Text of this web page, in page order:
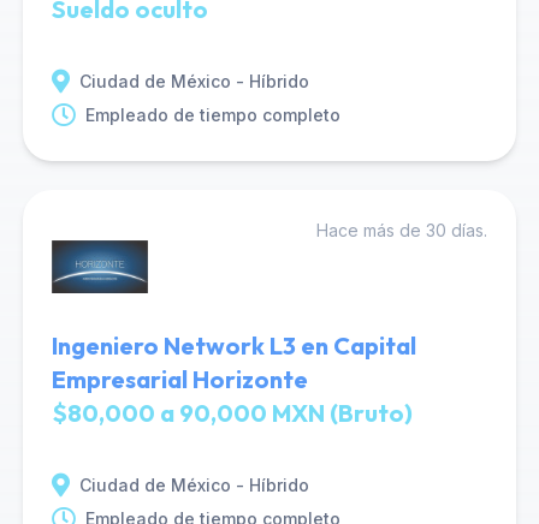
Sueldo oculto
Ciudad de México - Híbrido
Empleado de tiempo completo
Hace más de 30 días.
Ingeniero Network L3 en Capital
Empresarial Horizonte
$80,000 a 90,000 MXN (Bruto)
Ciudad de México - Híbrido
Empleado de tiempo completo